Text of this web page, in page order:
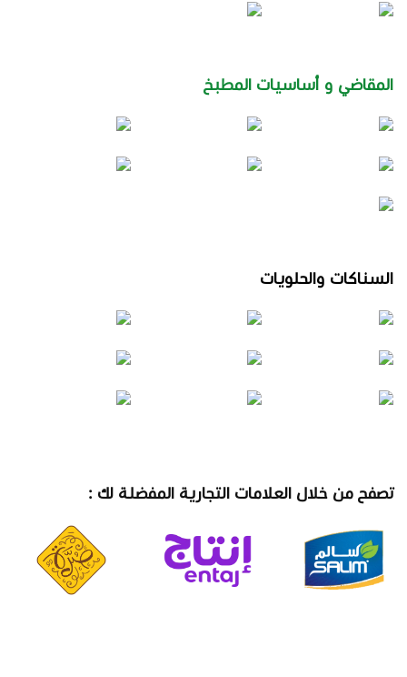
المقاضي و أساسيات المطبخ
السناكات والحلويات
تصفح من خلال العلامات التجارية المفضلة لك :